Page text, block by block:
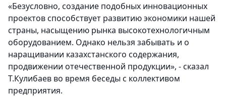
«Безусловно, создание подобных инновационных
проектов способствует развитию экономики нашей
страны, насыщению рынка высокотехнологичным
оборудованием. Однако нельзя забывать и о
наращивании казахстанского содержания,
продвижении отечественной продукции», - сказал
Т.Кулибаев во время беседы с коллективом
предприятия.